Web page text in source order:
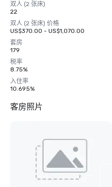
双人 (2 张床)
22
双人 (2 张床) 价格
US$370.00 - US$1,070.00
套房
179
税率
8.75%
入住率
10.695%
客房照片